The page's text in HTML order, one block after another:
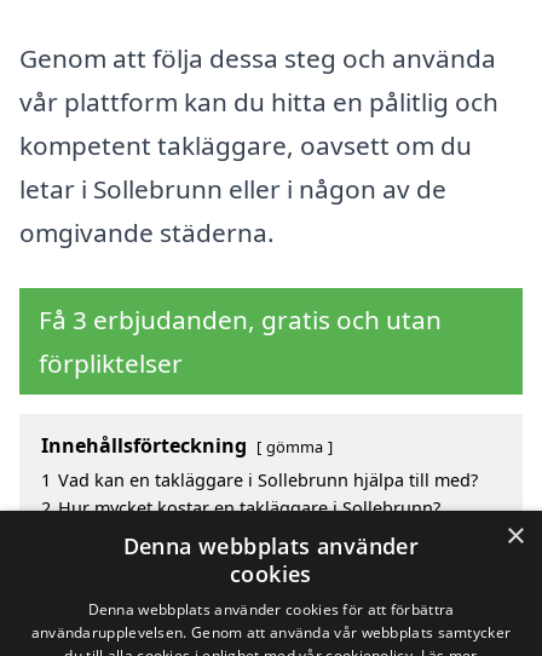
Genom att följa dessa steg och använda
vår plattform kan du hitta en pålitlig och
kompetent takläggare, oavsett om du
letar i Sollebrunn eller i någon av de
omgivande städerna.
Få 3 erbjudanden, gratis och utan
förpliktelser
Innehållsförteckning gömma
1 Vad kan en takläggare i Sollebrunn hjälpa till med?
2 Hur mycket kostar en takläggare i Sollebrunn?
Fördelar med att välja takläggare i Sollebrunn
Sök efter en skicklig takläggare i de omgivande
×
Denna webbplats använder
cookies
Denna webbplats använder cookies för att förbättra
användarupplevelsen. Genom att använda vår webbplats samtycker